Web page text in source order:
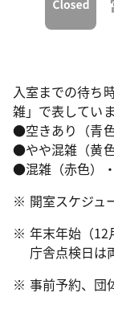
入室までの待ち
雑」で表していま
●空きあり（青
●やや混雑（黄
●混雑（赤色）
開室スケジュ
年末年始（12
庁舎点検日は
事前予約、団